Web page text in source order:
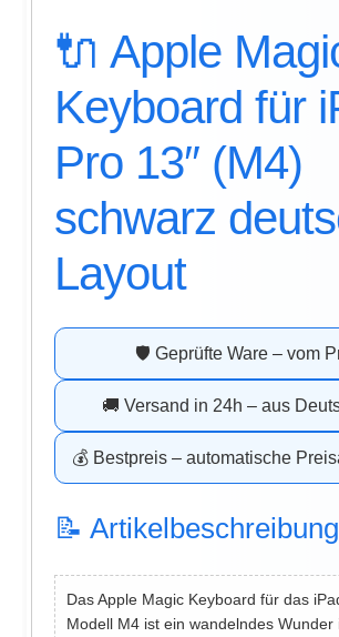
🔌 Apple
Keyboard für
Pro 13″ (M4)
schwarz
Layout
🛡️ Geprüfte Ware – vom
🚚 Versand in 24h – aus
💰 Bestpreis – automatische
📝 Artikelbeschreibung
Das Apple Magic Keyboard für das
Modell M4 ist ein wandelndes Wunder